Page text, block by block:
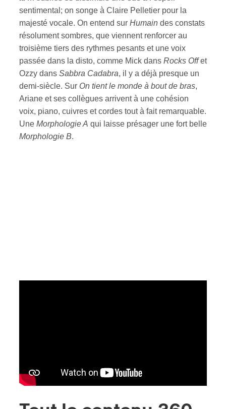
sentimental; on songe à Claire Pelletier pour la
majesté vocale. On entend sur Humain des constats
résolument sombres, que viennent renforcer au
troisième tiers des rythmes pesants et une voix
passée dans la disto, comme Mick dans Rocks Offet
Ozzy dans Sabbra Cadabra, il y a déjà presque un
demi-siècle. Sur On tient le monde à bout de bras,
Ariane et ses collègues arrivent à une cohésion
voix, piano, cuivres et cordes tout à fait remarquable.
Une Morphologie A qui laisse présager une fort belle
Morphologie B.